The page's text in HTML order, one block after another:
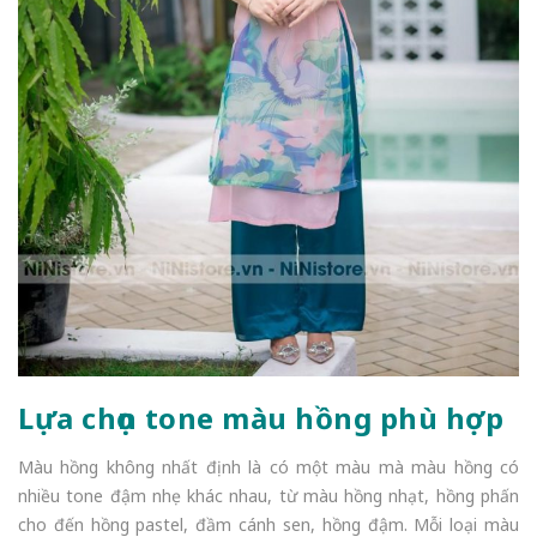
Lựa chọn tone màu hồng phù hợp
Màu hồng không nhất định là có một màu mà màu hồng có
nhiều tone đậm nhẹ khác nhau, từ màu hồng nhạt, hồng phấn
cho đến hồng pastel, đầm cánh sen, hồng đậm. Mỗi loại màu